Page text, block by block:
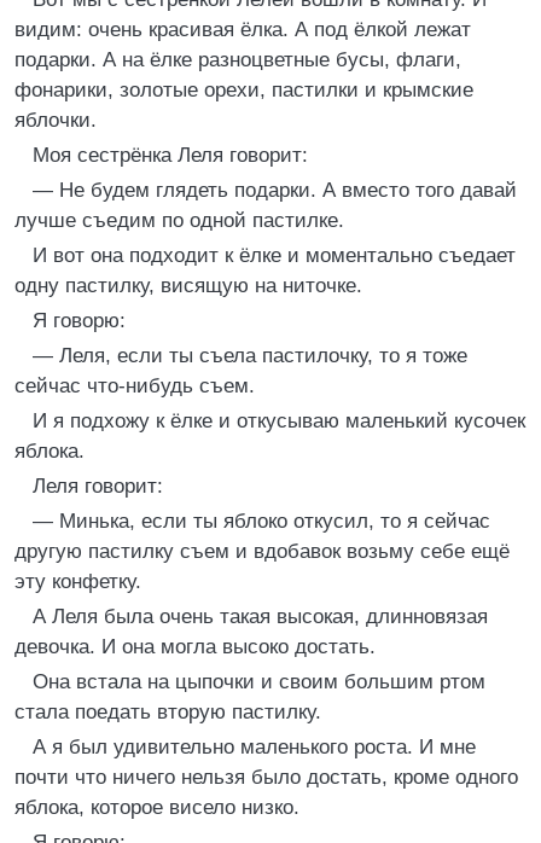
видим: очень красивая ёлка. А под ёлкой лежат
подарки. А на ёлке разноцветные бусы, флаги,
фонарики, золотые орехи, пастилки и крымские
яблочки.
Моя сестрёнка Леля говорит:
— Не будем глядеть подарки. А вместо того давай
лучше съедим по одной пастилке.
И вот она подходит к ёлке и моментально съедает
одну пастилку, висящую на ниточке.
Я говорю:
— Леля, если ты съела пастилочку, то я тоже
сейчас что-нибудь съем.
И я подхожу к ёлке и откусываю маленький кусочек
яблока.
Леля говорит:
— Минька, если ты яблоко откусил, то я сейчас
другую пастилку съем и вдобавок возьму себе ещё
эту конфетку.
А Леля была очень такая высокая, длинновязая
девочка. И она могла высоко достать.
Она встала на цыпочки и своим большим ртом
стала поедать вторую пастилку.
А я был удивительно маленького роста. И мне
почти что ничего нельзя было достать, кроме одного
яблока, которое висело низко.